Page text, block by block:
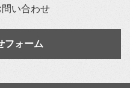
い合わせ
フォーム